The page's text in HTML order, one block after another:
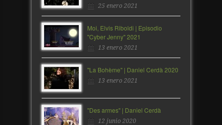
25 enero 2021
Moi, Elvis Riboldi | Episodio
"Cyber Jenny" 2021
13 enero 2021
"La Bohème" | Daniel Cerdà 2020
13 enero 2021
"Des armes" | Daniel Cerdà
12 junio 2020